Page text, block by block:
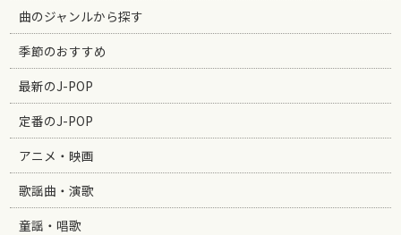
曲のジャンルから探す
季節のおすすめ
最新のJ-POP
定番のJ-POP
アニメ・映画
歌謡曲・演歌
童謡・唱歌